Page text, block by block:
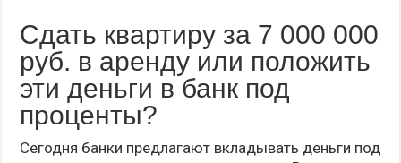
Сдать квартиру за 7 000 000
руб. в аренду или положить
эти деньги в банк под
проценты?
Сегодня банки предлагают вкладывать деньги под